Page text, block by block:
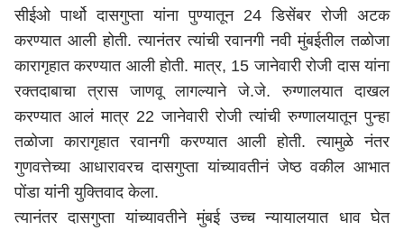
सीईओ पार्थो दासगुप्ता यांना पुण्यातून 24 डिसेंबर रोजी अटक
करण्यात आली होती. त्यानंतर त्यांची रवानगी नवी मुंबईतील तळोजा
कारागृहात करण्यात आली होती. मात्र, 15 जानेवारी रोजी दास यांना
रक्तदाबाचा त्रास जाणवू लागल्याने जे.जे. रुग्णालयात दाखल
करण्यात आलं मात्र 22 जानेवारी रोजी त्यांची रुग्णालयातून पुन्हा
तळोजा कारागृहात रवानगी करण्यात आली होती. त्यामुळे नंतर
गुणवत्तेच्या आधारावरच दासगुप्ता यांच्यावतीनं जेष्ठ वकील आभात
पोंडा यांनी युक्तिवाद केला.
त्यानंतर दासगुप्ता यांच्यावतीने मुंबई उच्च न्यायालयात धाव घेत